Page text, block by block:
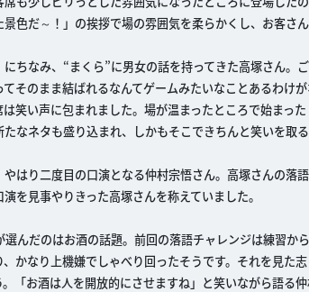
色だ～！」の挨拶で場の雰囲気を柔らかくし、お客さん
ちなみ、“まくら”に男女の話を持ってきた高塚さん
そのまま結ばれるなんてゲームみたいなことあるわけ
笑い声に包まれました。場が温まったところで始まっ
なネタも盛り込まれ、しかもそこできちんと笑いを取
はり二度目の口演となる仲村宗悟さん。高塚さんの
を見事やりきった高塚さんを称えていました。
選んだのはお酒の話題。前回の落語チャレンジは練習
かなり上機嫌でしゃべり回ったそうです。それを見
「お酒は人を開放的にさせますね」と笑いながら語る